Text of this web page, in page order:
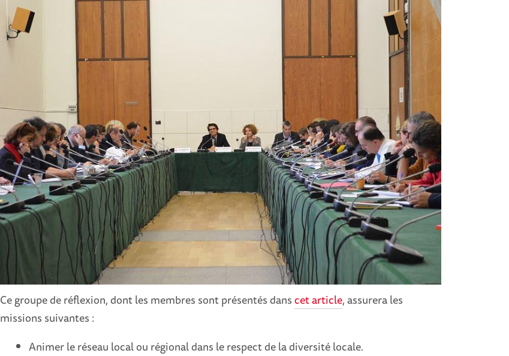
Ce groupe de réflexion, dont les membres sont présentés danscet article, assurera les
missions suivantes :
Animer le réseau local ou régional dans le respect de la diversité locale.